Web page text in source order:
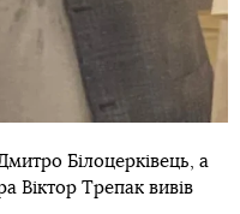
Білоцерківець, а
Віктор Трепак вивів